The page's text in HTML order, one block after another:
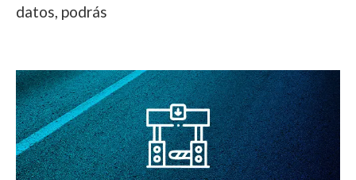
datos, podrás